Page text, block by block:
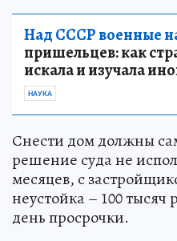
Над СССР военные
пришельцев: как
искала и изучала
НАУКА
Снести дом должны
решение суда не
месяцев, с
неустойка – 100
день просрочки.